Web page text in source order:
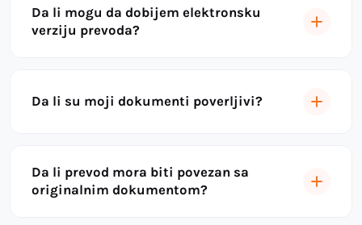
Da li mogu da dobijem elektronsku
verziju prevoda?
Da li su moji dokumenti poverljivi?
Da li prevod mora biti povezan sa
originalnim dokumentom?